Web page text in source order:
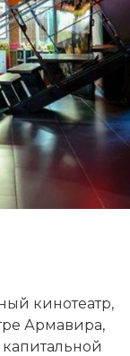
кинотеатр,
Армавира,
капитальной